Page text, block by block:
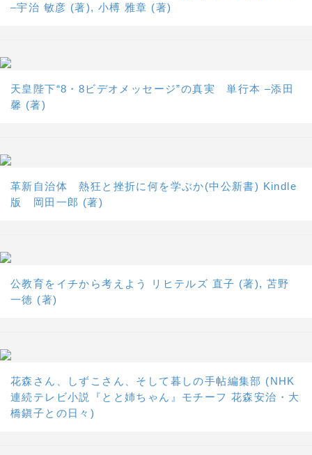
–宇治 敏彦 (著), 小榑 雅章 (著)
天皇陛下“8・8ビデオメッセージ”の真実 単行本 –添田
馨 (著)
革新自治体 熱狂と挫折に何を学ぶか(中公新書) Kindle
版 岡田一郎 (著)
公教育をイチから考えよう リヒテルズ 直子 (著), 苫野
一徳 (著)
花森さん、しずこさん、そして暮しの手帖編集部 (NHK
連続テレビ小説『とと姉ちゃん』モチーフ 花森安治・大
橋鎭子との日々)